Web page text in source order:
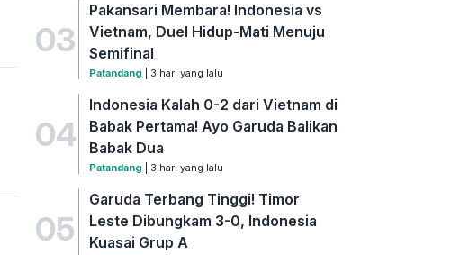
03
Pakansari Membara! Indonesia vs
Vietnam, Duel Hidup-Mati Menuju
Semifinal
Patandang | 3 hari yang lalu
04
Indonesia Kalah 0-2 dari Vietnam di
Babak Pertama! Ayo Garuda Balikan
Babak Dua
Patandang | 3 hari yang lalu
05
Garuda Terbang Tinggi! Timor
Leste Dibungkam 3-0, Indonesia
Kuasai Grup A